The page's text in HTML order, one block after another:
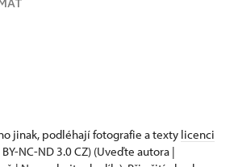
jinak, podléhají fotografie a texty licenci
BY-NC-ND 3.0 CZ) (Uveďte autora |